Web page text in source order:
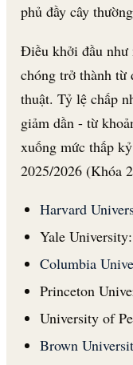
phủ đầy cây
Điều khởi đầu như
chóng trở thành
thuật. Tỷ lệ chấp
giảm dần - từ
xuống mức thấp
2025/2026 (Khóa
Harvard
Yale
Columbia
Princeton
University of
Brown